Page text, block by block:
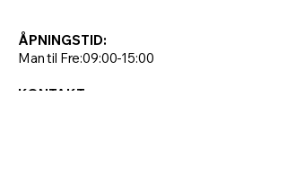
ÅPNINGSTID:
Man til Fre:09:00-15:00
KONTAKT: